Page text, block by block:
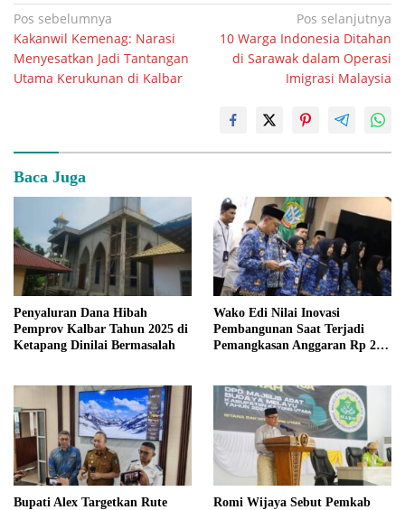
Navigasi
pos
Pos sebelumnya
Kakanwil Kemenag: Narasi
Menyesatkan Jadi Tantangan
Utama Kerukunan di Kalbar
Pos selanjutnya
10 Warga Indonesia Ditahan
di Sarawak dalam Operasi
Imigrasi Malaysia
Baca Juga
Penyaluran Dana Hibah
Pemprov Kalbar Tahun 2025 di
Ketapang Dinilai Bermasalah
Wako Edi Nilai Inovasi
Pembangunan Saat Terjadi
Pemangkasan Anggaran Rp 233
Bupati Alex Targetkan Rute
Romi Wijaya Sebut Pemkab